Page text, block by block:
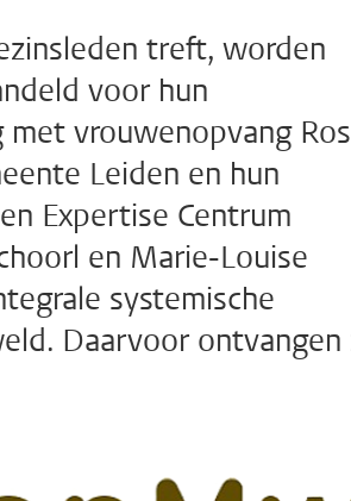
treft, worden
voor hun
vrouwenopvang
Leiden en hun
Expertise Centrum
en Marie-Louise
systemische
Daarvoor ontvangen